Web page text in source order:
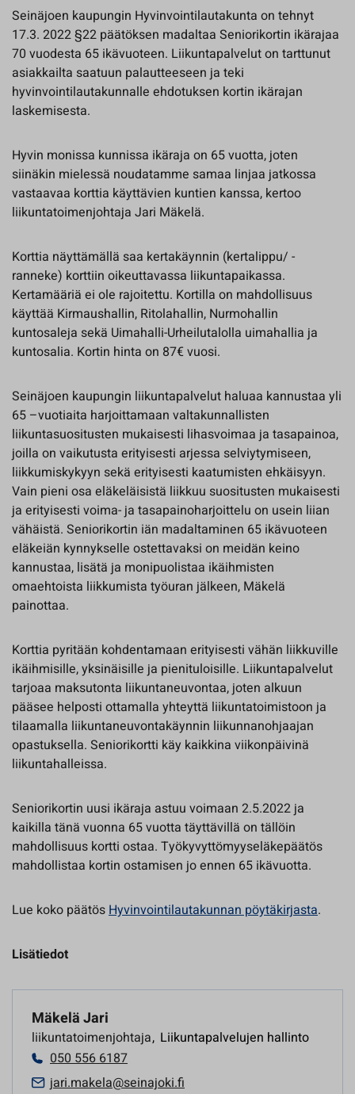
Seinäjoen kaupungin Hyvinvointilautakunta on tehnyt
17.3. 2022 §22 päätöksen madaltaa Seniorikortin ikärajaa
70 vuodesta 65 ikävuoteen. Liikuntapalvelut on tarttunut
asiakkailta saatuun palautteeseen ja teki
hyvinvointilautakunnalle ehdotuksen kortin ikärajan
laskemisesta.
Hyvin monissa kunnissa ikäraja on 65 vuotta, joten
siinäkin mielessä noudatamme samaa linjaa jatkossa
vastaavaa korttia käyttävien kuntien kanssa, kertoo
liikuntatoimenjohtaja Jari Mäkelä.
Korttia näyttämällä saa kertakäynnin (kertalippu/ -
ranneke) korttiin oikeuttavassa liikuntapaikassa.
Kertamääriä ei ole rajoitettu. Kortilla on mahdollisuus
käyttää Kirmaushallin, Ritolahallin, Nurmohallin
kuntosaleja sekä Uimahalli-Urheilutalolla uimahallia ja
kuntosalia. Kortin hinta on 87€ vuosi.
Seinäjoen kaupungin liikuntapalvelut haluaa kannustaa yli
65 –vuotiaita harjoittamaan valtakunnallisten
liikuntasuositusten mukaisesti lihasvoimaa ja tasapainoa,
joilla on vaikutusta erityisesti arjessa selviytymiseen,
liikkumiskykyyn sekä erityisesti kaatumisten ehkäisyyn.
Vain pieni osa eläkeläisistä liikkuu suositusten mukaisesti
ja erityisesti voima- ja tasapainoharjoittelu on usein liian
vähäistä. Seniorikortin iän madaltaminen 65 ikävuoteen
eläkeiän kynnykselle ostettavaksi on meidän keino
kannustaa, lisätä ja monipuolistaa ikäihmisten
omaehtoista liikkumista työuran jälkeen, Mäkelä
painottaa.
Korttia pyritään kohdentamaan erityisesti vähän liikkuville
ikäihmisille, yksinäisille ja pienituloisille. Liikuntapalvelut
tarjoaa maksutonta liikuntaneuvontaa, joten alkuun
pääsee helposti ottamalla yhteyttä liikuntatoimistoon ja
tilaamalla liikuntaneuvontakäynnin liikunnanohjaajan
opastuksella. Seniorikortti käy kaikkina viikonpäivinä
liikuntahalleissa.
Seniorikortin uusi ikäraja astuu voimaan 2.5.2022 ja
kaikilla tänä vuonna 65 vuotta täyttävillä on tällöin
mahdollisuus kortti ostaa. Työkyvyttömyyseläkepäätös
mahdollistaa kortin ostamisen jo ennen 65 ikävuotta.
Lue koko päätösHyvinvointilautakunnan pöytäkirjasta.
Lisätiedot
Mäkelä Jari
liikuntatoimenjohtaja, Liikuntapalvelujen hallinto
050 556 6187
jari.makela@seinajoki.fi